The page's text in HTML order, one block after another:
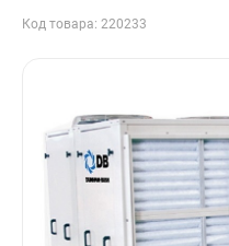
Код товара: 220233